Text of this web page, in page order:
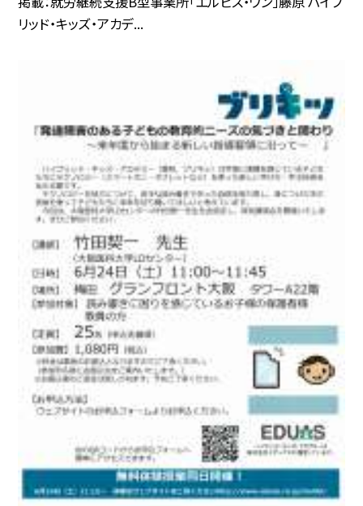
リッド・キッズ・アカデ...